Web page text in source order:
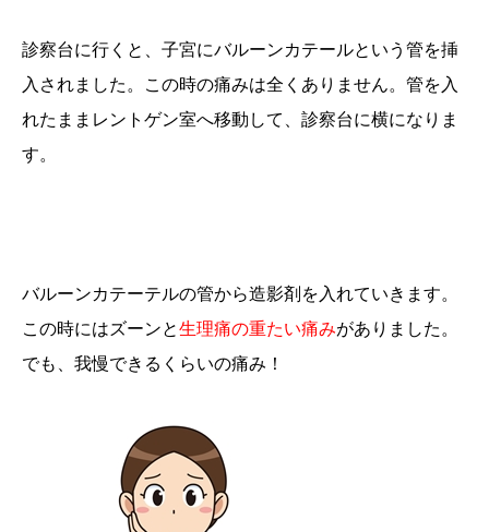
診察台に行くと、子宮にバルーンカテールという管を挿
入されました。この時の痛みは全くありません。管を入
れたままレントゲン室へ移動して、診察台に横になりま
す。
バルーンカテーテルの管から造影剤を入れていきます。
この時にはズーンと生理痛の重たい痛みがありました。
でも、我慢できるくらいの痛み！